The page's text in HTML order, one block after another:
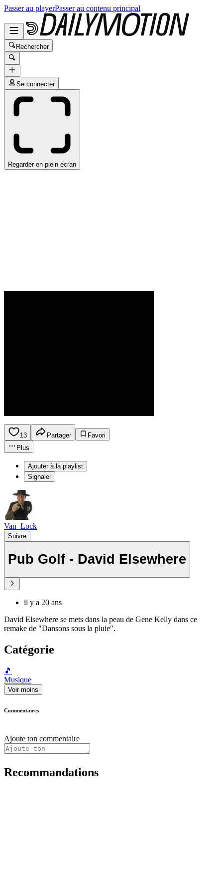
Passer au playerPasser au contenu principal
Rechercher
Se connecter
Regarder en plein écran
13 Partager
Favori
Plus
Ajouter à la playlist
Signaler
Van_Lock
Suivre
Pub Golf - David Elsewhere
il y a 20 ans
David Elsewhere se mets dans la peau de Gene Kelly dans ce
remake de "Dansons sous la pluie".
Catégorie
🎵
Musique
Voir moins
Commentaires
Ajoute ton commentaire
Recommandations